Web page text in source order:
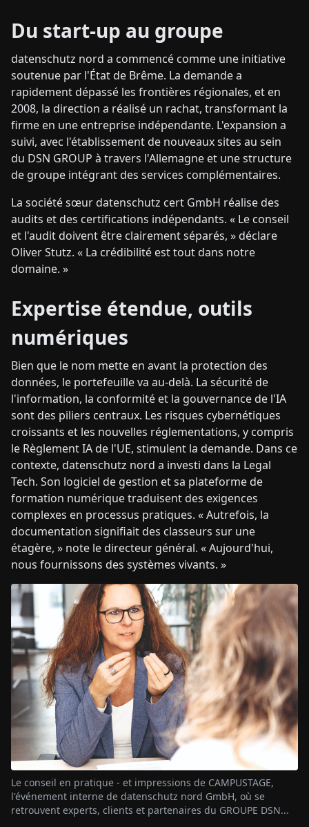
Du start-up au groupe
datenschutz nord a commencé comme une initiative
soutenue par l'État de Brême. La demande a
rapidement dépassé les frontières régionales, et en
2008, la direction a réalisé un rachat, transformant la
firme en une entreprise indépendante. L'expansion a
suivi, avec l'établissement de nouveaux sites au sein
du DSN GROUP à travers l'Allemagne et une structure
de groupe intégrant des services complémentaires.
La société sœur datenschutz cert GmbH réalise des
audits et des certifications indépendants. « Le conseil
et l'audit doivent être clairement séparés, » déclare
Oliver Stutz. « La crédibilité est tout dans notre
domaine. »
Expertise étendue, outils
numériques
Bien que le nom mette en avant la protection des
données, le portefeuille va au-delà. La sécurité de
l'information, la conformité et la gouvernance de l'IA
sont des piliers centraux. Les risques cybernétiques
croissants et les nouvelles réglementations, y compris
le Règlement IA de l'UE, stimulent la demande. Dans ce
contexte, datenschutz nord a investi dans la Legal
Tech. Son logiciel de gestion et sa plateforme de
formation numérique traduisent des exigences
complexes en processus pratiques. « Autrefois, la
documentation signifiait des classeurs sur une
étagère, » note le directeur général. « Aujourd'hui,
nous fournissons des systèmes vivants. »
Le conseil en pratique - et impressions de CAMPUSTAGE,
l'événement interne de datenschutz nord GmbH, où se
retrouvent experts, clients et partenaires du GROUPE DSN...